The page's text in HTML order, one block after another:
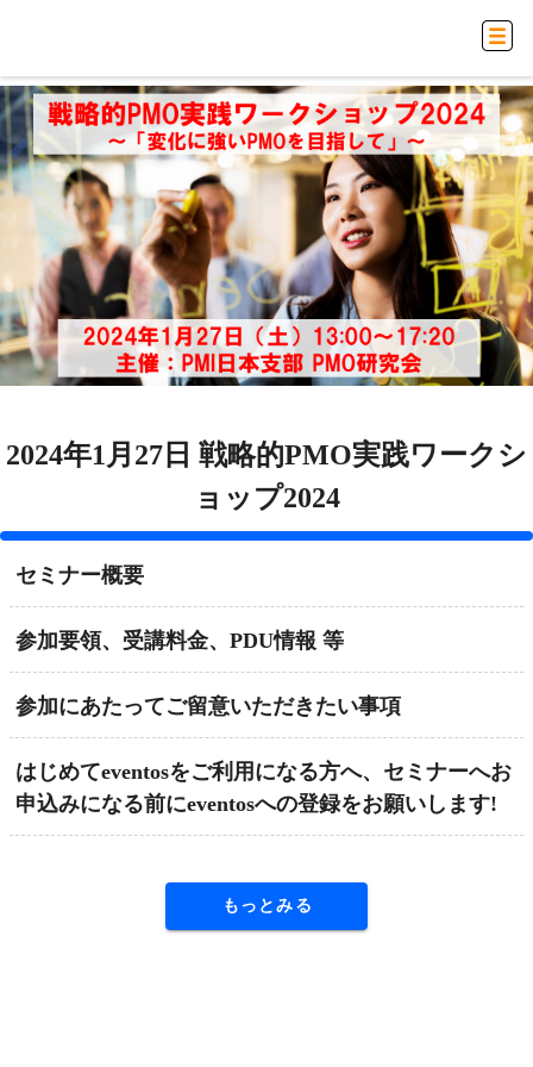
2024年1月27日 戦略的PMO実践ワークシ
ョップ2024
セミナー概要
参加要領、受講料金、PDU情報 等
参加にあたってご留意いただきたい事項
はじめてeventosをご利用になる方へ、セミナーへお
申込みになる前にeventosへの登録をお願いします!
もっとみる